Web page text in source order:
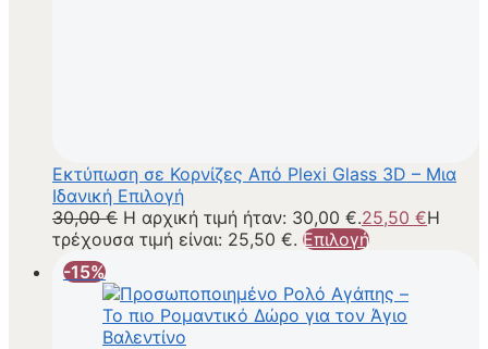
Εκτύπωση σε Κορνίζες Από Plexi Glass 3D – Μια
Ιδανική Επιλογή
30,00€ Η αρχική τιμή ήταν: 30,00 €.25,50 €Η
τρέχουσα τιμή είναι: 25,50 €. Επιλογή
-15%